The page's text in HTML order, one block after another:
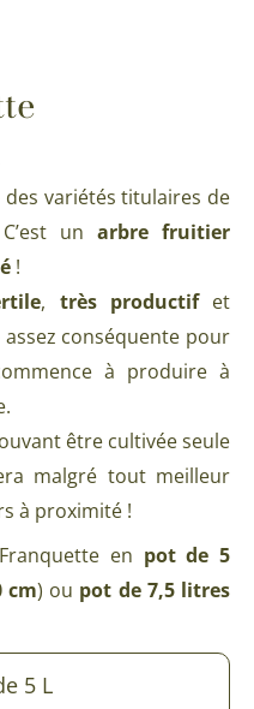
variétés titulaires de
un arbre fruitier
!
, très productifet
conséquente pour
à produire à
être cultivée seule
malgré tout meilleur
à proximité !
en pot de 5
cm) ou pot de 7,5 litres
5 L